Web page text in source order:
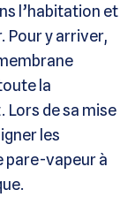
l’habitation et
Pour y arriver,
la
Lors de sa mise
les
pare-vapeur à